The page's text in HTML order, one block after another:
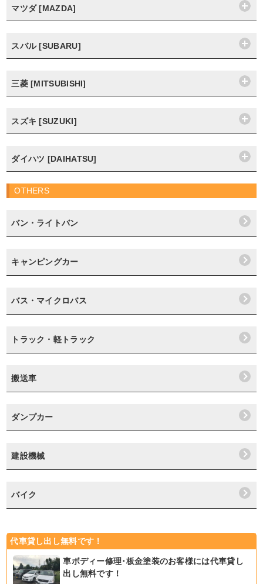
マツダ [MAZDA]
スバル [SUBARU]
三菱 [MITSUBISHI]
スズキ [SUZUKI]
ダイハツ [DAIHATSU]
OTHERS
バン・ライトバン
キャンピングカー
バス・マイクロバス
トラック・軽トラック
搬送車
ダンプカー
建設機械
バイク
代車貸し出し無料です！
車ボディー修理･板金塗装のお客様には代車貸し
出し無料です！